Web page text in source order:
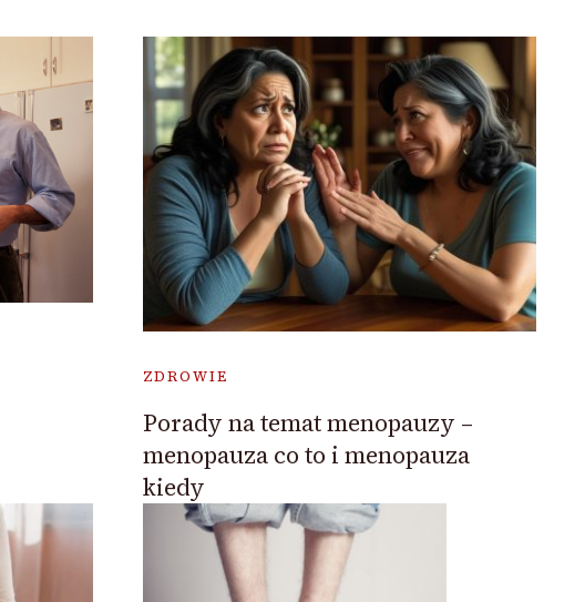
ZDROWIE
Porady na temat menopauzy –
menopauza co to i menopauza
kiedy